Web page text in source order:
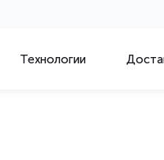
Технологии